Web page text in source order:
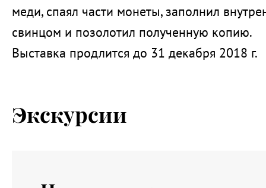
меди, спаял части монеты, заполнил
свинцом и позолотил полученную копию.
Выставка продлится до 31 декабря 2018 г.
Экскурсии